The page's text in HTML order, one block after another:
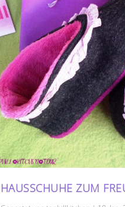
HAUSSCHUHE ZUM